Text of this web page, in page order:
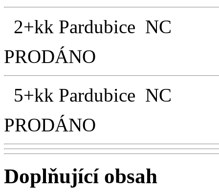
2+kk Pardubice NC
PRODÁNO
5+kk Pardubice NC
PRODÁNO
Doplňující obsah